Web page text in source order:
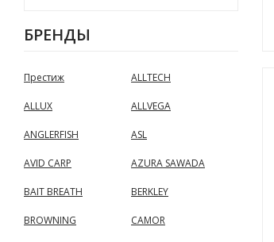
БРЕНДЫ
Престиж ALLTECH
ALLUX ALLVEGA
ANGLERFISH ASL
AVID CARP AZURA SAWADA
BAIT BREATH BERKLEY
BROWNING CAMOR